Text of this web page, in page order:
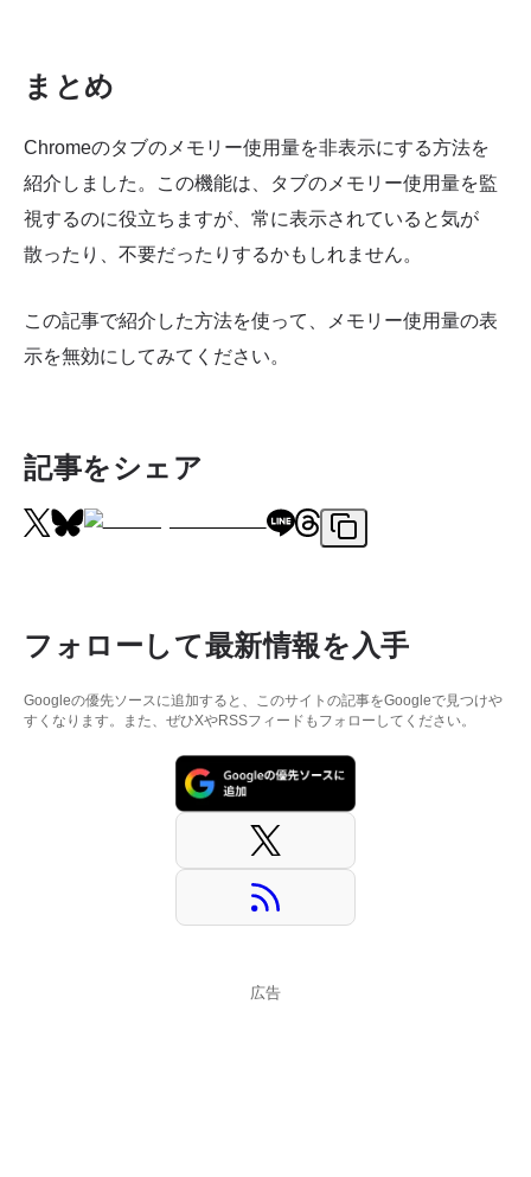
まとめ
Chromeのタブのメモリー使用量を非表示にする方法を
紹介しました。この機能は、タブのメモリー使用量を監
視するのに役立ちますが、常に表示されていると気が
散ったり、不要だったりするかもしれません。
この記事で紹介した方法を使って、メモリー使用量の表
示を無効にしてみてください。
記事をシェア
フォローして最新情報を入手
Googleの優先ソースに追加すると、このサイトの記事をGoogleで見つけや
すくなります。また、ぜひXやRSSフィードもフォローしてください。
広告